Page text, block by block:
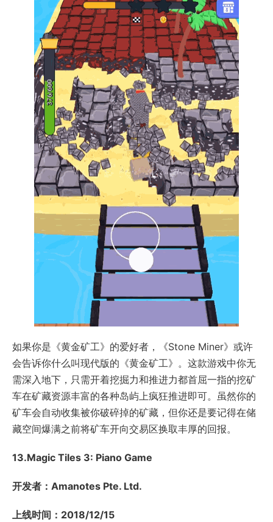
如果你是《黄金矿工》的爱好者，《Stone Miner》或许
会告诉你什么叫现代版的《黄金矿工》。这款游戏中你无
需深入地下，只需开着挖掘力和推进力都首屈一指的挖矿
车在矿藏资源丰富的各种岛屿上疯狂推进即可。虽然你的
矿车会自动收集被你破碎掉的矿藏，但你还是要记得在储
藏空间爆满之前将矿车开向交易区换取丰厚的回报。
13.Magic Tiles 3: Piano Game
开发者：Amanotes Pte. Ltd.
上线时间：2018/12/15